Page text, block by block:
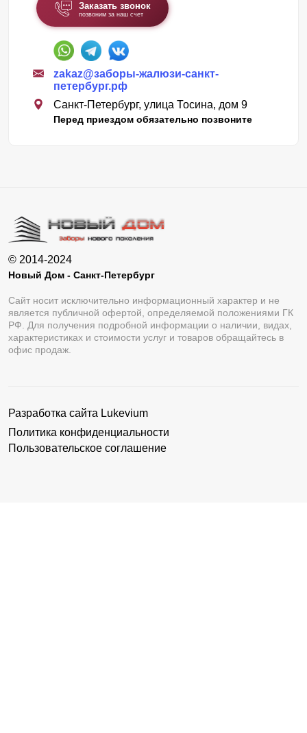
Заказать звонок
позвоним за наш счет
zakaz@заборы-жалюзи-санкт-
петербург.рф
Санкт-Петербург, улица Тосина, дом 9
Перед приездом обязательно позвоните
© 2014-2024
Новый Дом - Санкт-Петербург
Сайт носит исключительно информационный характер и не
является публичной офертой, определяемой положениями ГК
РФ. Для получения подробной информации о наличии, видах,
характеристиках и стоимости услуг и товаров обращайтесь в
офис продаж.
Разработка сайта Lukevium
Политика конфиденциальности
Пользовательское соглашение